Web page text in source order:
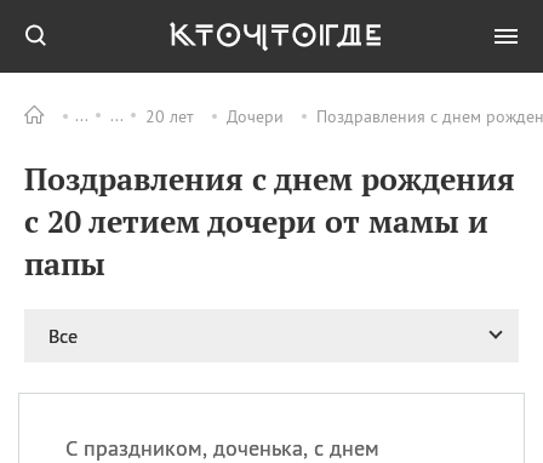
20 лет Дочери Поздравления с днем
Поздравления с днем рождения
с 20 летием дочери от мамы и
папы
Все
С праздником, доченька, с днем
ПРАЗДНИКИ Все
09.08 День памяти жертв
атомной
бомбардировки
09.08
День Дымняшки